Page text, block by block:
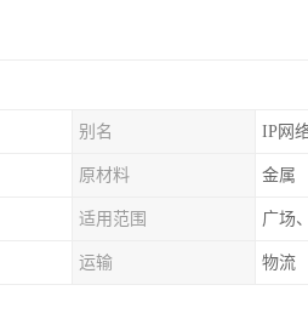
别名 IP网
原材料 金属
适用范围 广场
运输 物流